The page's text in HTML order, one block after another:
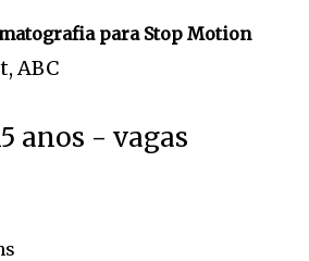
para Stop Motion
ABC
anos - vagas